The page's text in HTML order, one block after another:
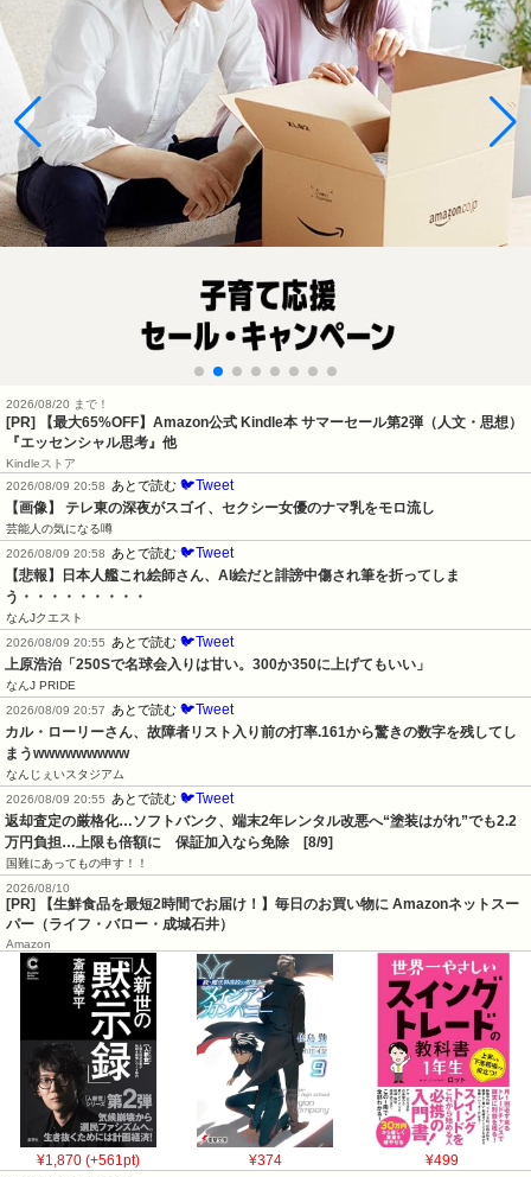
2026/08/20 まで！
[PR]
【最大65%OFF】Amazon公式 Kindle本 サマーセール第2弾（人文・思想）
『エッセンシャル思考』他
Kindleストア
2026/08/09 20:58
あとで読む 🐦Tweet
【画像】 テレ東の深夜がスゴイ、セクシー女優のナマ乳をモロ流し
芸能人の気になる噂
2026/08/09 20:58
あとで読む 🐦Tweet
【悲報】日本人艦これ絵師さん、AI絵だと誹謗中傷され筆を折ってしま
う・・・・・・・・・
なんJクエスト
2026/08/09 20:55
あとで読む 🐦Tweet
上原浩治「250Sで名球会入りは甘い。300か350に上げてもいい」
なんJ PRIDE
2026/08/09 20:57
あとで読む 🐦Tweet
カル・ローリーさん、故障者リスト入り前の打率.161から驚きの数字を残してし
まうwwwwwwwww
なんじぇいスタジアム
2026/08/09 20:55
あとで読む 🐦Tweet
返却査定の厳格化…ソフトバンク、端末2年レンタル改悪へ“塗装はがれ”でも2.2
万円負担…上限も倍額に　保証加入なら免除　[8/9]
国難にあってもの申す！！
2026/08/10
[PR] 【生鮮食品を最短2時間でお届け！】毎日のお買い物に Amazonネットスー
パー（ライフ・バロー・成城石井）
Amazon
¥1,870 (+561pt) ¥374 ¥499